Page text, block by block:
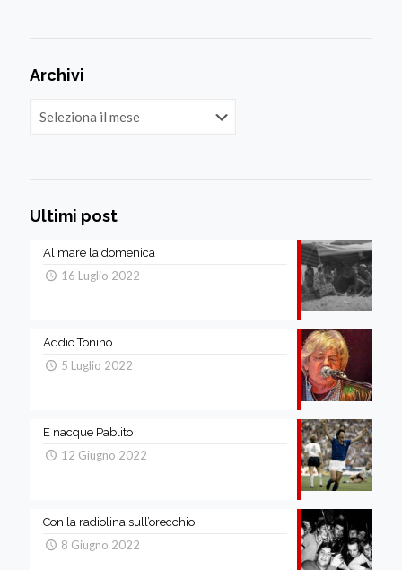
Archivi
Ultimi post
Al mare la domenica
16 Luglio 2022
Addio Tonino
5 Luglio 2022
E nacque Pablito
12 Giugno 2022
Con la radiolina sull’orecchio
8 Giugno 2022